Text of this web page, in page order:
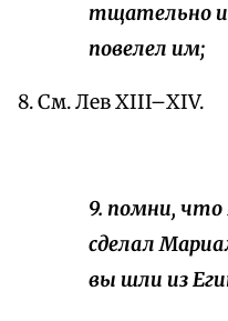
тщательно
повелел им;
8. См. Лев ХIII–ХIV.
9. помни, что
сделал
вы шли из